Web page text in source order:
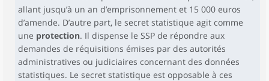
allant jusqu’à un an d’emprisonnement et 15 000 euros
d’amende. D’autre part, le secret statistique agit comme
une protection. Il dispense le SSP de répondre aux
demandes de réquisitions émises par des autorités
administratives ou judiciaires concernant des données
statistiques. Le secret statistique est opposable à ces